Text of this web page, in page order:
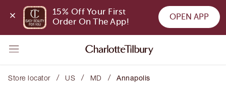
15% Off Your First
Order On The App!
OPEN APP
Store locator / US / MD / Annapolis